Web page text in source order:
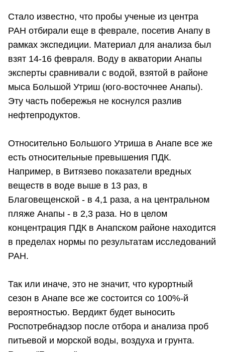
Стало известно, что пробы ученые из центра
РАН отбирали еще в феврале, посетив Анапу в
рамках экспедиции. Материал для анализа был
взят 14-16 февраля. Воду в акватории Анапы
эксперты сравнивали с водой, взятой в районе
мыса Большой Утриш (юго-восточнее Анапы).
Эту часть побережья не коснулся разлив
нефтепродуктов.
Относительно Большого Утриша в Анапе все же
есть относительные превышения ПДК.
Например, в Витязево показатели вредных
веществ в воде выше в 13 раз, в
Благовещенской - в 4,1 раза, а на центральном
пляже Анапы - в 2,3 раза. Но в целом
концентрация ПДК в Анапском районе находится
в пределах нормы по результатам исследований
РАН.
Так или иначе, это не значит, что курортный
сезон в Анапе все же состоится со 100%-й
вероятностью. Вердикт будет выносить
Роспотребнадзор после отбора и анализа проб
питьевой и морской воды, воздуха и грунта.